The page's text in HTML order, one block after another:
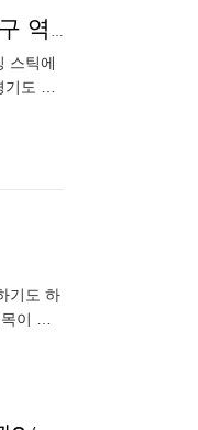
이정후 MLB 한 경기도 안 뛰고 '선구자' 평가라니... 모두가 놀란 초대형 계약, 韓 야구 역사 새로 썼다
스틱에
도 안
기도 하
이 부